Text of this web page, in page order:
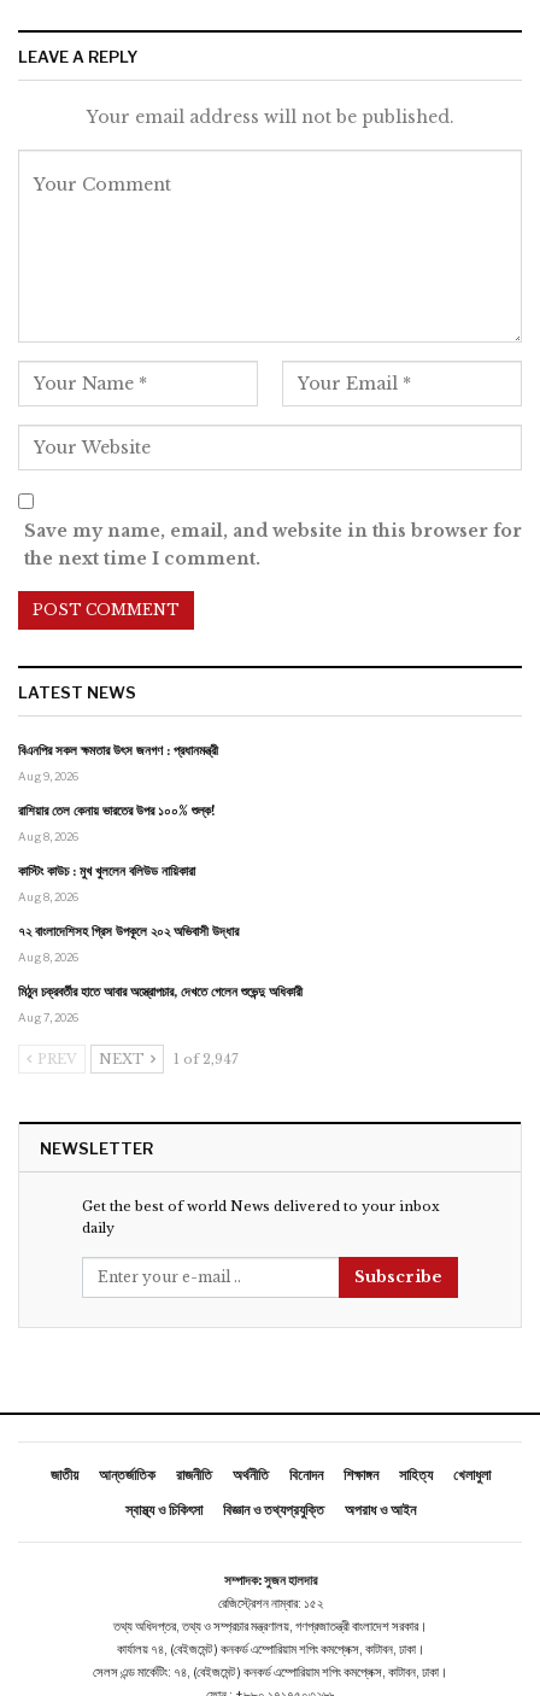
LEAVE A REPLY
Your email address will not be published.
Save my name, email, and website in this browser for
the next time I comment.
LATEST NEWS
বিএনপির সকল ক্ষমতার উৎস জনগণ : প্রধানমন্ত্রী
Aug 9, 2026
রাশিয়ার তেল কেনায় ভারতের উপর ১০০% শুল্ক!
Aug 8, 2026
কাস্টিং কাউচ : মুখ খুললেন বলিউড নায়িকারা
Aug 8, 2026
৭২ বাংলাদেশিসহ গ্রিস উপকূলে ২০২ অভিবাসী উদ্ধার
Aug 8, 2026
মিঠুন চক্রবর্তীর হাতে আবার অস্ত্রোপচার, দেখতে গেলেন শুভেন্দু অধিকারী
Aug 7, 2026
PREV NEXT 1 of 2,947
NEWSLETTER
Get the best of world News delivered to your inbox
daily
Subscribe
জাতীয় আন্তর্জাতিক রাজনীতি অর্থনীতি বিনোদন শিক্ষাঙ্গন সাহিত্য
খেলাধুলা
স্বাস্থ্য ও চিকিৎসা
বিজ্ঞান ও তথ্যপ্রযুক্তি অপরাধ ও আইন
সম্পাদক: সুজন হালদার
রেজিস্ট্রেশন নাম্বার: ১৫২
তথ্য অধিদপ্তর, তথ্য ও সম্প্রচার মন্ত্রণালয়, গণপ্রজাতন্ত্রী বাংলাদেশ সরকার।
কার্যালয় ৭৪, (বেইজমেন্ট ) কনকর্ড এম্পোরিয়াম শপিং কমপ্লেক্স, কাটাবন, ঢাকা।
সেলস এন্ড মার্কেটিং: ৭৪, (বেইজমেন্ট ) কনকর্ড এম্পোরিয়াম শপিং কমপ্লেক্স, কাটাবন, ঢাকা।